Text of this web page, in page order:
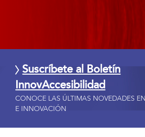
Suscríbete al Boletín
InnovAccesibilidad
CONOCE LAS ÚLTIMAS NOVEDADES
E INNOVACIÓN